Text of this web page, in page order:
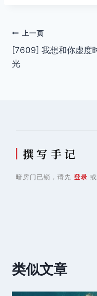
文
章
上一页
[7609] 我想和你虚度
光
撰 写 手 记
暗房门已锁，请先 登录 或
类似文章